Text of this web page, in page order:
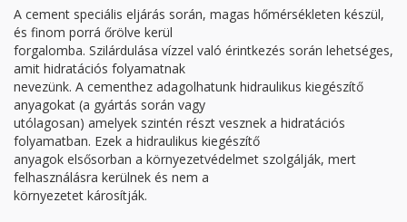
A cement speciális eljárás során, magas hőmérsékleten készül,
és finom porrá őrölve kerül
forgalomba. Szilárdulása vízzel való érintkezés során lehetséges,
amit hidratációs folyamatnak
nevezünk. A cementhez adagolhatunk hidraulikus kiegészítő
anyagokat (a gyártás során vagy
utólagosan) amelyek szintén részt vesznek a hidratációs
folyamatban. Ezek a hidraulikus kiegészítő
anyagok elsősorban a környezetvédelmet szolgálják, mert
felhasználásra kerülnek és nem a
környezetet károsítják.